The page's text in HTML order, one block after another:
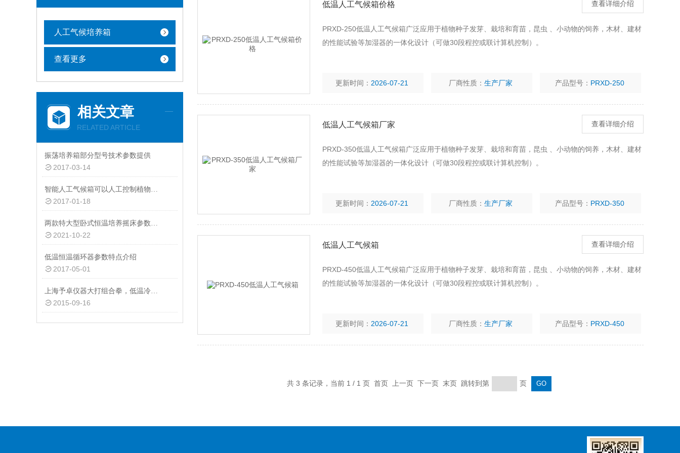
人工气候培养箱
查看更多
相关文章
RELATED ARTICLE
振荡培养箱部分型号技术参数提供
2017-03-14
智能人工气候箱可以人工控制植物生长温度湿度
2017-01-18
两款特大型卧式恒温培养摇床参数介绍
2021-10-22
低温恒温循环器参数特点介绍
2017-05-01
上海予卓仪器大打组合拳，低温冷却循环泵跑量*！
2015-09-16
低温人工气候箱价格 查看详细介绍
PRXD-250低温人工气候箱广泛应用于植物种子发芽、栽培和育苗，昆虫 、小动物的饲养，木材、建材
的性能试验等加湿器的一体化设计（可做30段程控或联计算机控制）。
更新时间： 2026-07-21 厂商性质：生产厂家 产品型号： PRXD-250
低温人工气候箱厂家 查看详细介绍
PRXD-350低温人工气候箱广泛应用于植物种子发芽、栽培和育苗，昆虫 、小动物的饲养，木材、建材
的性能试验等加湿器的一体化设计（可做30段程控或联计算机控制）。
更新时间： 2026-07-21 厂商性质：生产厂家 产品型号： PRXD-350
低温人工气候箱 查看详细介绍
PRXD-450低温人工气候箱广泛应用于植物种子发芽、栽培和育苗，昆虫 、小动物的饲养，木材、建材
的性能试验等加湿器的一体化设计（可做30段程控或联计算机控制）。
更新时间： 2026-07-21 厂商性质：生产厂家 产品型号： PRXD-450
共 3 条记录，当前 1 / 1 页 首页 上一页 下一页 末页 跳转到第 页